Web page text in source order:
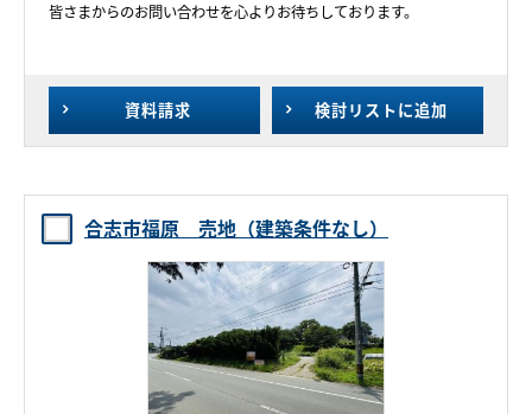
資料請求 検討リストに追加
皆さまからのお問い合わせを心よりお待ちしております。
合志市福原 売地（建築条件なし）